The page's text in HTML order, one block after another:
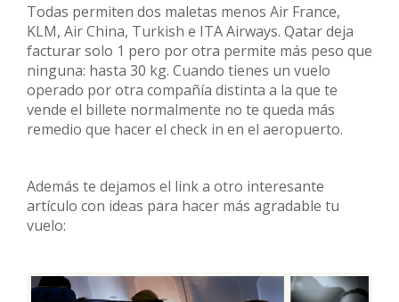
Todas permiten dos maletas menos Air France,
KLM, Air China, Turkish e ITA Airways. Qatar deja
facturar solo 1 pero por otra permite más peso que
ninguna: hasta 30 kg. Cuando tienes un vuelo
operado por otra compañía distinta a la que te
vende el billete normalmente no te queda más
remedio que hacer el check in en el aeropuerto.
Además te dejamos el link a otro interesante
artículo con ideas para hacer más agradable tu
vuelo: